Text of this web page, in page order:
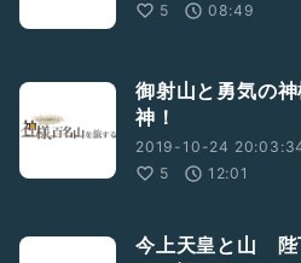
5
08:49
御射山と勇気の
神！
2019-10-24
5
12:01
今上天皇と山 陛